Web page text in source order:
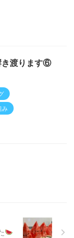
き渡ります⑥
み